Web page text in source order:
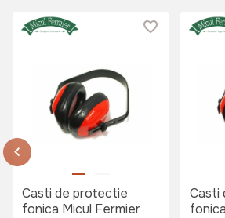
Casti de protectie
fonica Micul Fermier
Casti